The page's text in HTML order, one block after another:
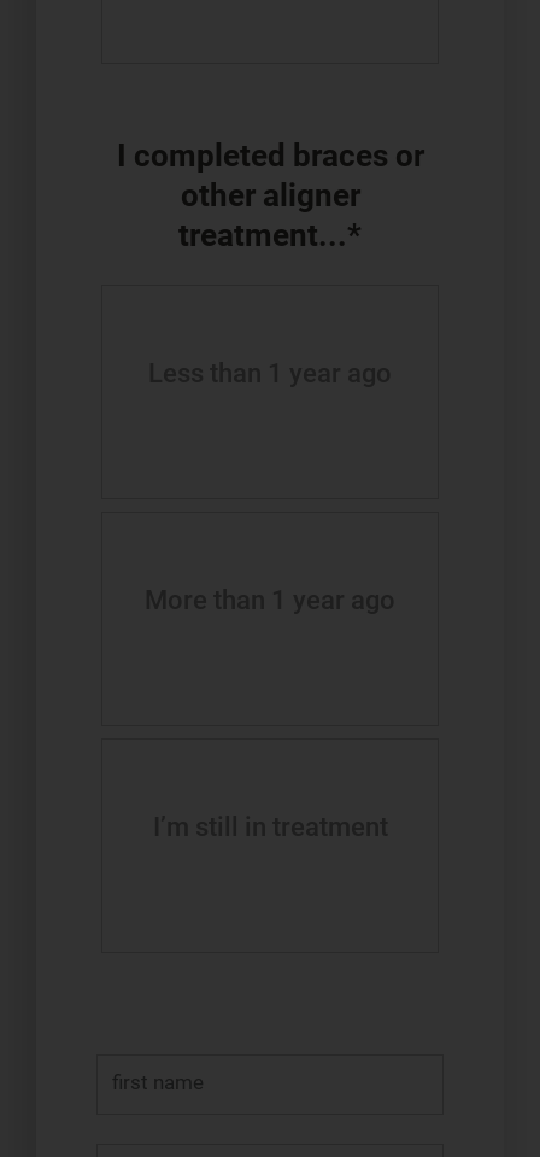
I completed braces or
other aligner
treatment...*
first name